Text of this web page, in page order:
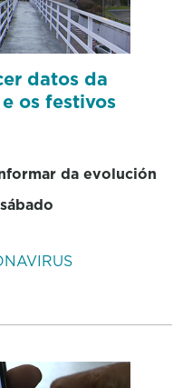
datos da
os festivos
da evolución